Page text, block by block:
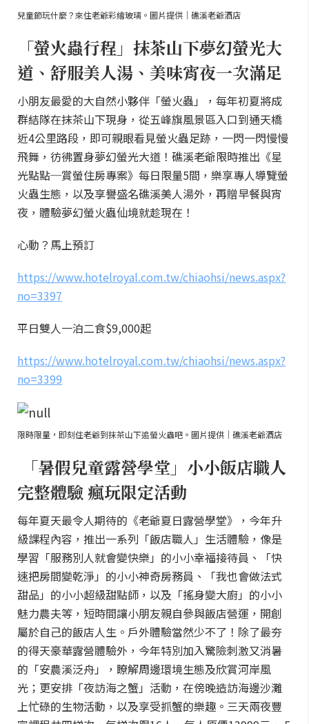
兒童節玩什麼？來住老爺彩繪玻璃。圖片提供｜礁溪老爺酒店
「螢火蟲行程」抹茶山下夢幻螢光大
道、舒服美人湯、美味宵夜一次滿足
小朋友最愛的大自然小夥伴「螢火蟲」，每年初夏將成
群結隊在抹茶山下現身，從五峰旗風景區入口到通天橋
近4公里路段，即可親眼看見螢火蟲足跡，一閃一閃慢慢
飛舞，彷彿置身夢幻螢光大道！礁溪老爺限時推出《星
光點點─賞螢住房專案》每日限量5間，樂享專人導覽螢
火蟲生態，以及享譽盛名礁溪美人湯外，再贈早餐與宵
夜，體驗夢幻螢火蟲仙境就趁現在！
心動？馬上預訂
https://www.hotelroyal.com.tw/chiaohsi/news.aspx?
no=3397
平日雙人一泊二食$9,000起
https://www.hotelroyal.com.tw/chiaohsi/news.aspx?
no=3399
限時限量，即刻住老爺到抹茶山下追螢火蟲吧。圖片提供｜礁溪老爺酒店
「暑假兒童露營學堂」小小飯店職人
完整體驗 瘋玩限定活動
每年夏天最令人期待的《老爺夏日露營學堂》，今年升
級課程內容，推出一系列「飯店職人」生活體驗，像是
學習「服務別人就會變快樂」的小小幸福接待員、「快
速把房間變乾淨」的小小神奇房務員、「我也會做法式
甜品」的小小超級甜點師，以及「搖身變大廚」的小小
魅力農夫等，短時間讓小朋友親自參與飯店營運，開創
屬於自己的飯店人生。戶外體驗當然少不了！除了最夯
的得天豪華露營體驗外，今年特別加入驚險刺激又消暑
的「安農溪泛舟」，瞭解周邊環境生態及欣賞河岸風
光；更安排「夜訪海之蟹」活動，在傍晚造訪海邊沙灘
上忙碌的生物活動，以及享受抓蟹的樂趣。三天兩夜豐